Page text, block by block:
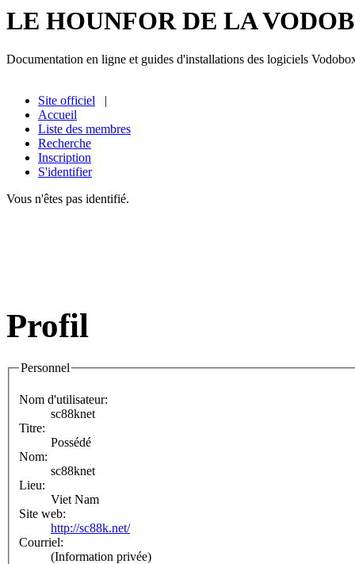
LE HOUNFOR DE LA
Documentation en ligne et guides d'installations des logiciels
Site officiel |
Accueil
Liste des membres
Recherche
Inscription
S'identifier
Vous n'êtes pas identifié.
Profil
Personnel
Nom d'utilisateur:
sc88knet
Titre:
Possédé
Nom:
sc88knet
Lieu:
Viet Nam
Site web:
http://sc88k.net/
Courriel:
(Information privée)